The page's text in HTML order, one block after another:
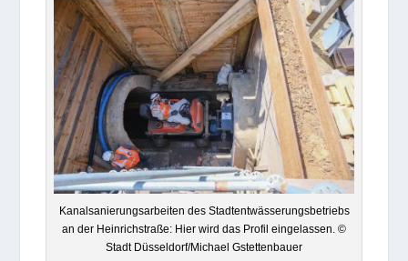
Kanal­sa­nie­rungs­ar­bei­ten des Stadt­ent­wäs­se­rungs­be­triebs
an der Hein­rich­straße: Hier wird das Pro­fil ein­ge­las­sen. ©
Stadt Düsseldorf/Michael Gstettenbauer